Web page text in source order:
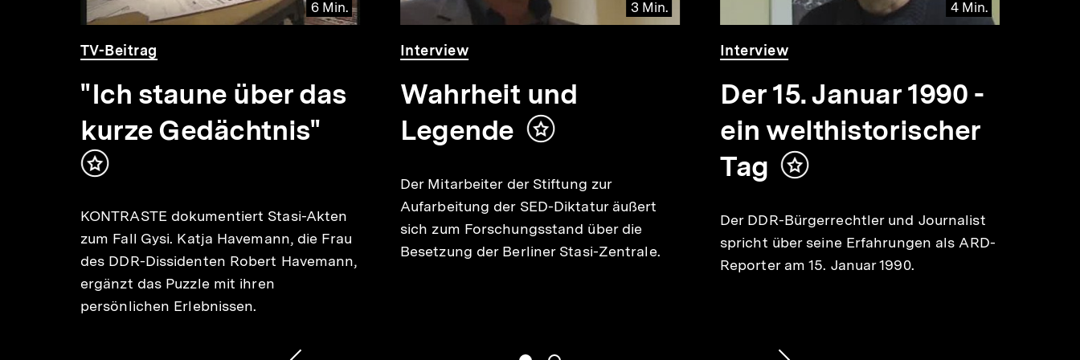
6 Min.
Video
Dauer
6
Min.
TV-Beitrag
"Ich staune über das
kurze Gedächtnis"
Inhalt
KONTRASTE dokumentiert Stasi-Akten
zum Fall Gysi. Katja Havemann, die Frau
des DDR-Dissidenten Robert Havemann,
ergänzt das Puzzle mit ihren
persönlichen Erlebnissen.
3 Min.
Video
Dauer
3
Min.
Interview
Wahrheit und
Legende
Inhalt
Der Mitarbeiter der Stiftung zur
Aufarbeitung der SED-Diktatur äußert
sich zum Forschungsstand über die
Besetzung der Berliner Stasi-Zentrale.
4 Min.
Video
Dauer
4
Min.
Interview
Der 15. Januar 1990 -
ein welthistorischer
Tag
Inhalt
Der DDR-Bürgerrechtler und Journalist
spricht über seine Erfahrungen als ARD-
Reporter am 15. Januar 1990.